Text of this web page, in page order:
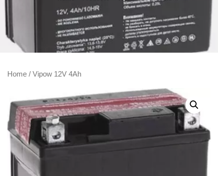
Home / Vipow 12V 4Ah